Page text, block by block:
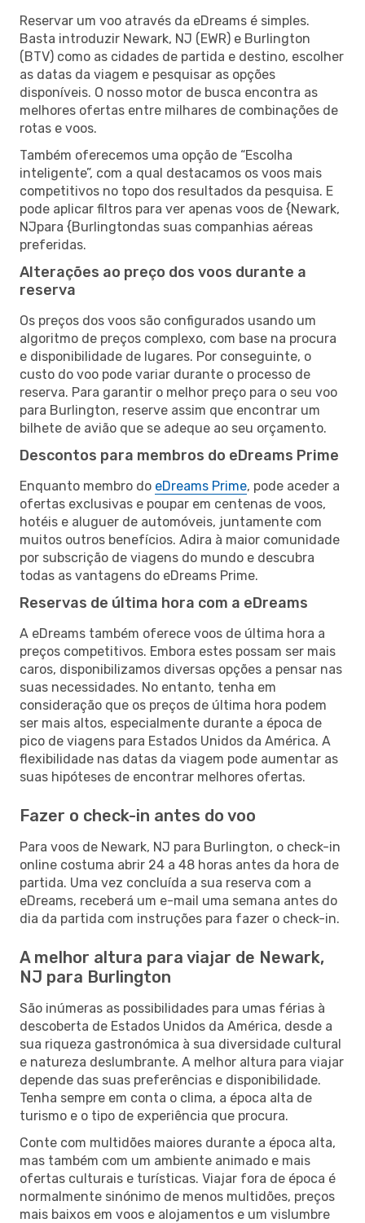
Reservar um voo através da eDreams é simples.
Basta introduzir Newark, NJ (EWR) e Burlington
(BTV) como as cidades de partida e destino, escolher
as datas da viagem e pesquisar as opções
disponíveis. O nosso motor de busca encontra as
melhores ofertas entre milhares de combinações de
rotas e voos.
Também oferecemos uma opção de “Escolha
inteligente”, com a qual destacamos os voos mais
competitivos no topo dos resultados da pesquisa. E
pode aplicar filtros para ver apenas voos de {Newark,
NJpara {Burlingtondas suas companhias aéreas
preferidas.
Alterações ao preço dos voos durante a
reserva
Os preços dos voos são configurados usando um
algoritmo de preços complexo, com base na procura
e disponibilidade de lugares. Por conseguinte, o
custo do voo pode variar durante o processo de
reserva. Para garantir o melhor preço para o seu voo
para Burlington, reserve assim que encontrar um
bilhete de avião que se adeque ao seu orçamento.
Descontos para membros do eDreams Prime
Enquanto membro do eDreams Prime, pode aceder a
ofertas exclusivas e poupar em centenas de voos,
hotéis e aluguer de automóveis, juntamente com
muitos outros benefícios. Adira à maior comunidade
por subscrição de viagens do mundo e descubra
todas as vantagens do eDreams Prime.
Reservas de última hora com a eDreams
A eDreams também oferece voos de última hora a
preços competitivos. Embora estes possam ser mais
caros, disponibilizamos diversas opções a pensar nas
suas necessidades. No entanto, tenha em
consideração que os preços de última hora podem
ser mais altos, especialmente durante a época de
pico de viagens para Estados Unidos da América. A
flexibilidade nas datas da viagem pode aumentar as
suas hipóteses de encontrar melhores ofertas.
Fazer o check-in antes do voo
Para voos de Newark, NJ para Burlington, o check-in
online costuma abrir 24 a 48 horas antes da hora de
partida. Uma vez concluída a sua reserva com a
eDreams, receberá um e-mail uma semana antes do
dia da partida com instruções para fazer o check-in.
A melhor altura para viajar de Newark,
NJ para Burlington
São inúmeras as possibilidades para umas férias à
descoberta de Estados Unidos da América, desde a
sua riqueza gastronómica à sua diversidade cultural
e natureza deslumbrante. A melhor altura para viajar
depende das suas preferências e disponibilidade.
Tenha sempre em conta o clima, a época alta de
turismo e o tipo de experiência que procura.
Conte com multidões maiores durante a época alta,
mas também com um ambiente animado e mais
ofertas culturais e turísticas. Viajar fora de época é
normalmente sinónimo de menos multidões, preços
mais baixos em voos e alojamentos e um vislumbre